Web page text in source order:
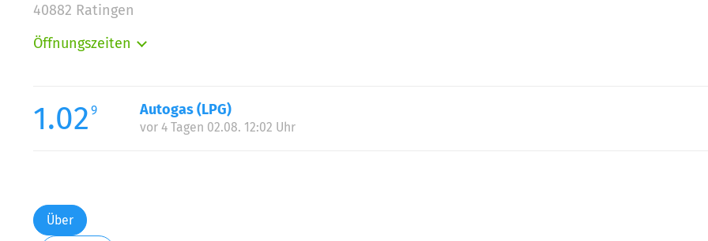
40882 Ratingen
Öffnungszeiten
Mittwoch:
Donnerstag:
1.02 9 Autogas (LPG)
vor 4 Tagen 02.08. 12:02 Uhr
Über